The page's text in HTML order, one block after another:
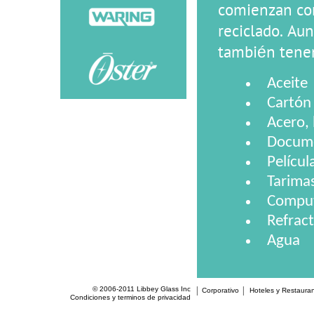
comienzan
reciclado.
también
Aceite
Cartón
Acero,
Agua
© 2006-2011 Libbey Glass Inc
Condiciones y terminos de privacidad
Corporativo Hoteles y